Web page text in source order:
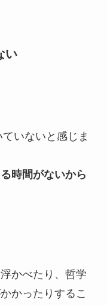
い
いないと感じま
時間がないから
かべたり、哲学
かったりするこ